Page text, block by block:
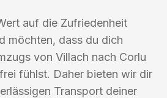
auf die Zufriedenheit
möchten, dass du dich
von Villach nach Corlu
fühlst. Daher bieten wir dir
Transport deiner